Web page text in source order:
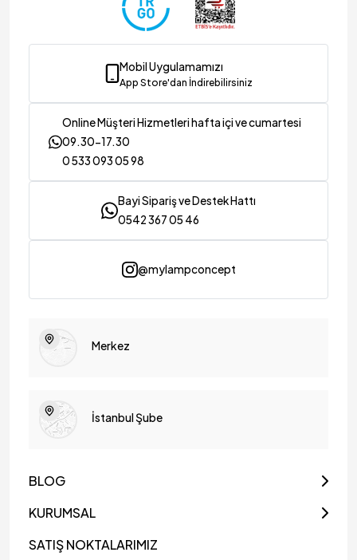
Mobil Uygulamamızı
App Store'dan İndirebilirsiniz
Online Müşteri Hizmetleri hafta içi ve cumartesi
09.30-17.30
0 533 093 05 98
Bayi Sipariş ve Destek Hattı
0542 367 05 46
@mylampconcept
Merkez
İstanbul Şube
BLOG
KURUMSAL
SATIŞ NOKTALARIMIZ